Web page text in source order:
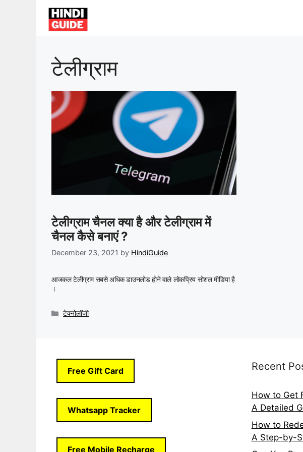
टेलीग्राम
टेलीग्राम चैनल क्या है और टेलीग्राम में
चैनल कैसे बनाएं ?
December 23, 2021 by HindiGuide
आजकल टेलीग्राम सबसे अधिक डाउनलोड होने वाले लोकप्रिय सोशल मीडिया है
।
Categories
टेक्नोलॉजी
Free Gift Card
Whatsapp Tracker
Free Mobile Recharge
Recent
How to Get
A Detailed
How to
A Step-by-